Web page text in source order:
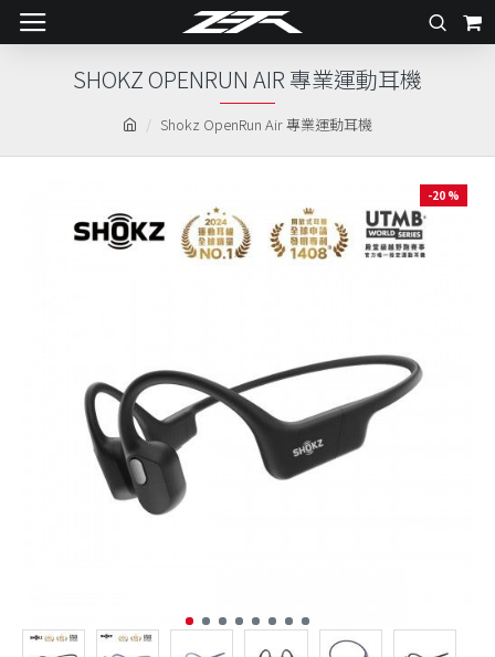
Shokz OpenRun Air 專業運動耳機
SHOKZ OPENRUN AIR 專業運動耳機
-20 %